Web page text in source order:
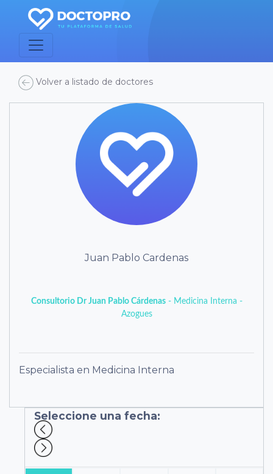
Volver a listado de doctores
Juan Pablo Cardenas
Consultorio Dr Juan Pablo Cárdenas- Medicina Interna -
Azogues
Especialista en Medicina Interna
Seleccione una fecha: